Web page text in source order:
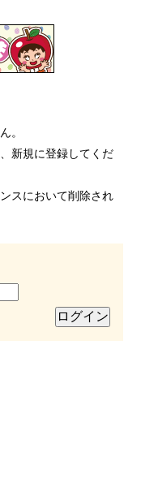
。
新規に登録してくだ
スにおいて削除され